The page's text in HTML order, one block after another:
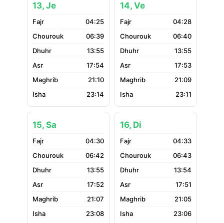
13, Je
04:25
06:39
13:55
17:54
21:10
23:14
14, Ve
04:28
06:40
13:55
17:53
21:09
23:11
15, Sa
04:30
06:42
13:55
17:52
21:07
23:08
16, Di
04:33
06:43
13:54
17:51
21:05
23:06